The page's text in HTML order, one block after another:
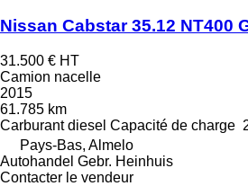
Nissan Cabstar 35.12 NT400
31.500 € HT
Camion nacelle
2015
61.785 km
Carburant diesel Capacité de charge
Pays-Bas, Almelo
Autohandel Gebr. Heinhuis
Contacter le vendeur